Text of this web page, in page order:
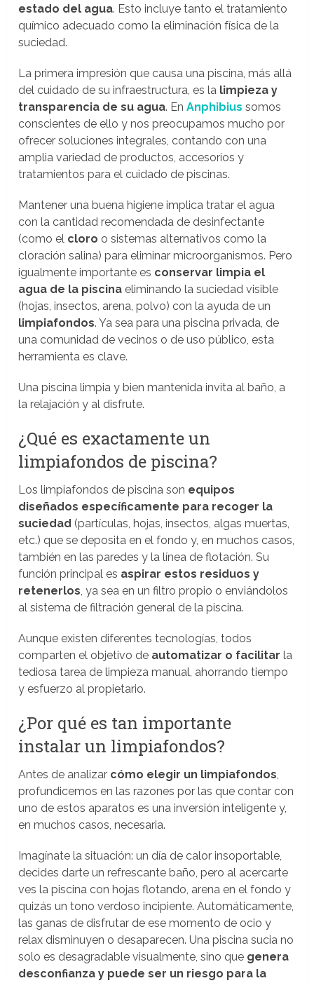
estado del agua. Esto incluye tanto el tratamiento
químico adecuado como la eliminación física de la
suciedad.
La primera impresión que causa una piscina, más allá
del cuidado de su infraestructura, es la limpieza y
transparencia de su agua. EnAnphibius somos
conscientes de ello y nos preocupamos mucho por
ofrecer soluciones integrales, contando con una
amplia variedad de productos, accesorios y
tratamientos para el cuidado de piscinas.
Mantener una buena higiene implica tratar el agua
con la cantidad recomendada de desinfectante
(como el cloro o sistemas alternativos como la
cloración salina) para eliminar microorganismos. Pero
igualmente importante es conservar limpia el
agua de la piscina eliminando la suciedad visible
(hojas, insectos, arena, polvo) con la ayuda de un
limpiafondos. Ya sea para una piscina privada, de
una comunidad de vecinos o de uso público, esta
herramienta es clave.
Una piscina limpia y bien mantenida invita al baño, a
la relajación y al disfrute.
¿Qué es exactamente un
limpiafondos de piscina?
Los limpiafondos de piscina son equipos
diseñados específicamente para recoger la
suciedad (partículas, hojas, insectos, algas muertas,
etc.) que se deposita en el fondo y, en muchos casos,
también en las paredes y la línea de flotación. Su
función principal es aspirar estos residuos y
retenerlos, ya sea en un filtro propio o enviándolos
al sistema de filtración general de la piscina.
Aunque existen diferentes tecnologías, todos
comparten el objetivo de automatizar o facilitar la
tediosa tarea de limpieza manual, ahorrando tiempo
y esfuerzo al propietario.
¿Por qué es tan importante
instalar un limpiafondos?
Antes de analizar cómo elegir un limpiafondos,
profundicemos en las razones por las que contar con
uno de estos aparatos es una inversión inteligente y,
en muchos casos, necesaria.
Imagínate la situación: un día de calor insoportable,
decides darte un refrescante baño, pero al acercarte
ves la piscina con hojas flotando, arena en el fondo y
quizás un tono verdoso incipiente. Automáticamente,
las ganas de disfrutar de ese momento de ocio y
relax disminuyen o desaparecen. Una piscina sucia no
solo es desagradable visualmente, sino que genera
desconfianza y puede ser un riesgo para la